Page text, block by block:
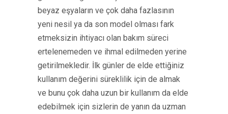
beyaz eşyaların ve çok daha fazlasının
yeni nesil ya da son model olması fark
etmeksizin ihtiyacı olan bakım süreci
ertelenemeden ve ihmal edilmeden yerine
getirilmekledir. İlk günler de elde ettiğiniz
kullanım değerini süreklilik için de almak
ve bunu çok daha uzun bir kullanım da elde
edebilmek için sizlerin de yanın da uzman